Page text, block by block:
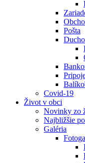
Pošta
Covid-19
Život v obci
Novinky zo
Najbližšie
Galéria